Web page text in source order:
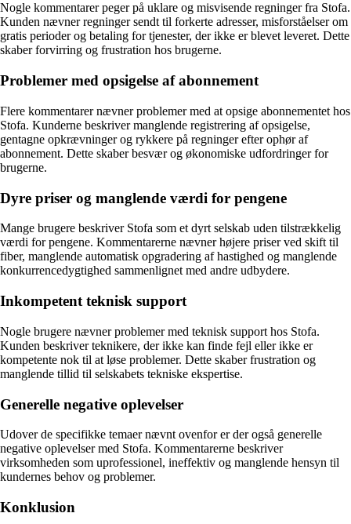
Nogle kommentarer peger på uklare og misvisende regninger fra Stofa.
Kunden nævner regninger sendt til forkerte adresser, misforståelser om
gratis perioder og betaling for tjenester, der ikke er blevet leveret. Dette
skaber forvirring og frustration hos brugerne.
Problemer med opsigelse af abonnement
Flere kommentarer nævner problemer med at opsige abonnementet hos
Stofa. Kunderne beskriver manglende registrering af opsigelse,
gentagne opkrævninger og rykkere på regninger efter ophør af
abonnement. Dette skaber besvær og økonomiske udfordringer for
brugerne.
Dyre priser og manglende værdi for pengene
Mange brugere beskriver Stofa som et dyrt selskab uden tilstrækkelig
værdi for pengene. Kommentarerne nævner højere priser ved skift til
fiber, manglende automatisk opgradering af hastighed og manglende
konkurrencedygtighed sammenlignet med andre udbydere.
Inkompetent teknisk support
Nogle brugere nævner problemer med teknisk support hos Stofa.
Kunden beskriver teknikere, der ikke kan finde fejl eller ikke er
kompetente nok til at løse problemer. Dette skaber frustration og
manglende tillid til selskabets tekniske ekspertise.
Generelle negative oplevelser
Udover de specifikke temaer nævnt ovenfor er der også generelle
negative oplevelser med Stofa. Kommentarerne beskriver
virksomheden som uprofessionel, ineffektiv og manglende hensyn til
kundernes behov og problemer.
Konklusion